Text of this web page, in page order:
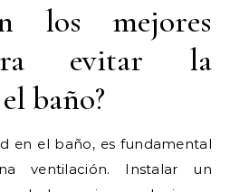
los mejores
evitar la
baño?
en el baño, es fundamental
ventilación. Instalar un